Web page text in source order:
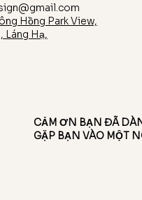
Hồng Park View,
Láng Hạ,
CẢM ƠN BẠN ĐÃ
GẶP BẠN VÀO MỘT